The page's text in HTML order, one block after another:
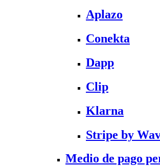
Aplazo
Conekta
Dapp
Clip
Klarna
Stripe by
Medio de pago